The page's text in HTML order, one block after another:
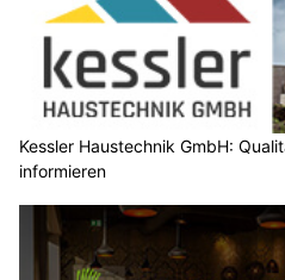
Kessler Haustechnik GmbH:
informieren